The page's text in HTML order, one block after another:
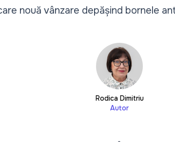
nouă vânzare depășind bornele
Rodica Dimitriu
Autor